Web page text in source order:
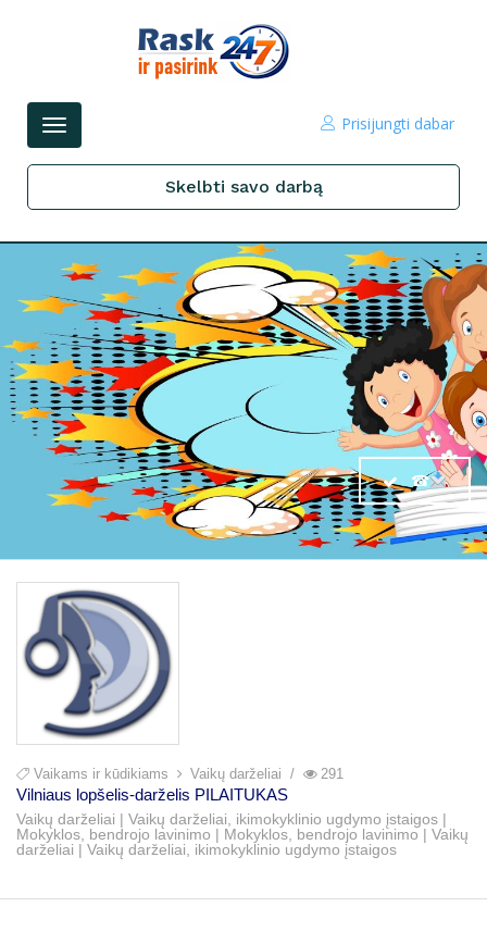
Perjungti
Prisijungti dabar
Skelbti savo darbą
☎
Vaikams ir kūdikiams Vaikų darželiai 291
Vilniaus lopšelis-darželis PILAITUKAS
Vaikų darželiai | Vaikų darželiai, ikimokyklinio ugdymo įstaigos |
Mokyklos, bendrojo lavinimo | Mokyklos, bendrojo lavinimo | Vaikų
darželiai | Vaikų darželiai, ikimokyklinio ugdymo įstaigos